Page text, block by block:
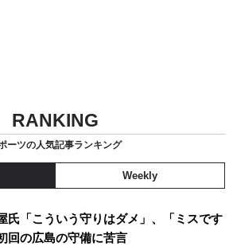
RANKING
ーツの人気記事ランキング
Weekly
氏「こういう守りはダメ」、「ミスです
回の広島の守備に苦言